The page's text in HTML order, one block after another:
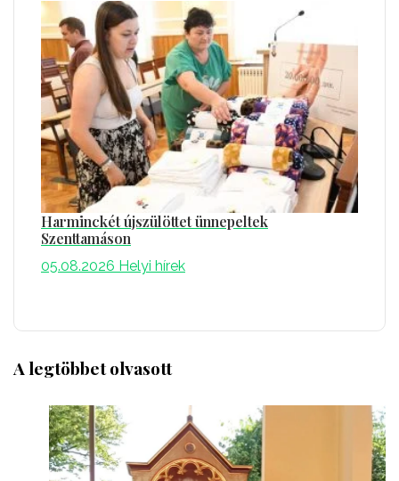
Harminckét újszülöttet ünnepeltek
Szenttamáson
05.08.2026 Helyi hírek
A legtöbbet olvasott